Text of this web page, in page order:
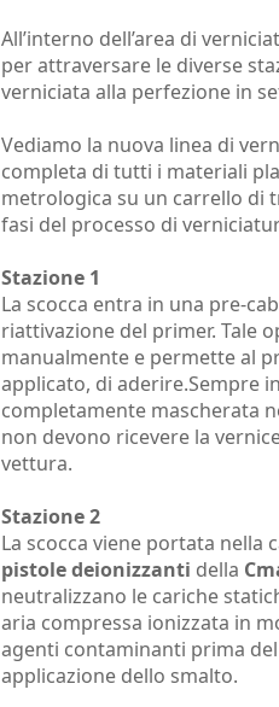
All’interno dell’area di
per attraversare le diverse
verniciata alla perfezione in
Vediamo la nuova linea di
completa di tutti i materiali
metrologica su un carrello di
fasi del processo di
Stazione 1
La scocca entra in una pre-
riattivazione del primer. Tale
manualmente e permette al
applicato, di aderire.Sempre
completamente mascherata
non devono ricevere la
vettura.
Stazione 2
La scocca viene portata nella
pistole deionizzanti della
neutralizzano le cariche
aria compressa ionizzata in
agenti contaminanti prima
applicazione dello smalto.